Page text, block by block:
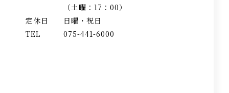
（土曜：17：00）
定休日
日曜・祝日
TEL
075-441-6000